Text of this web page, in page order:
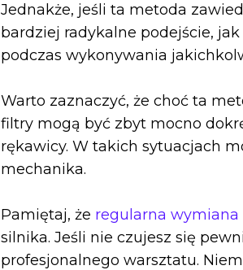
Jednakże, jeśli ta metoda
bardziej radykalne podejście,
podczas wykonywania
Warto zaznaczyć, że choć ta
filtry mogą być zbyt mocno
rękawicy. W takich sytuacjach
mechanika.
Pamiętaj, że regularna
silnika. Jeśli nie czujesz się
profesjonalnego warsztatu.